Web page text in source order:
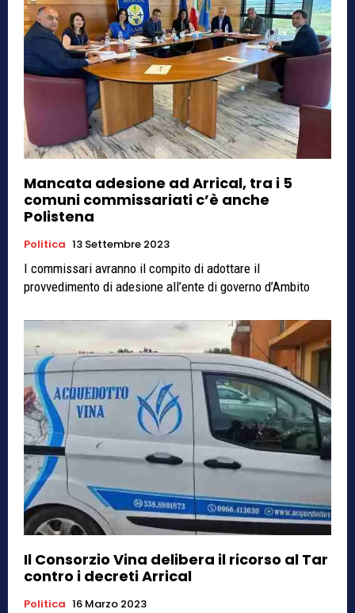
Mancata adesione ad Arrical, tra i 5
comuni commissariati c’è anche
Polistena
Politica 13 Settembre 2023
I commissari avranno il compito di adottare il
provvedimento di adesione all’ente di governo d’Ambito
Il Consorzio Vina delibera il ricorso al Tar
contro i decreti Arrical
Politica 16 Marzo 2023